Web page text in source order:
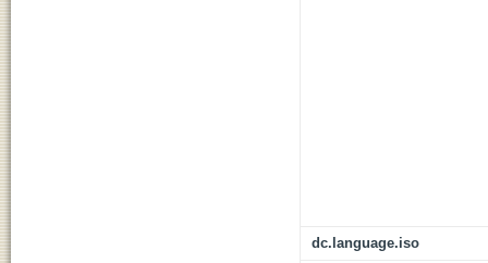
dc.language.iso